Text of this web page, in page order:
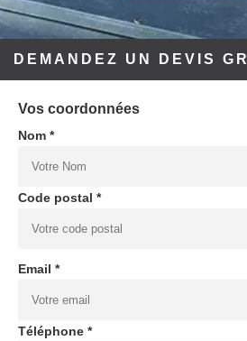
DEMANDEZ UN DEVIS
Vos coordonnées
Nom *
Code postal *
Email *
Téléphone *